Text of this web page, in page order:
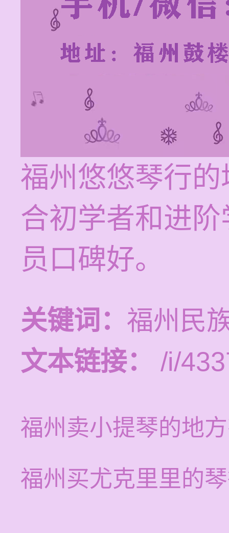
福州悠悠琴行
合初学者和进
员口碑好。
关键词： 福州民
文本链接：
/i/
福州卖小提琴的地
福州买尤克里里的